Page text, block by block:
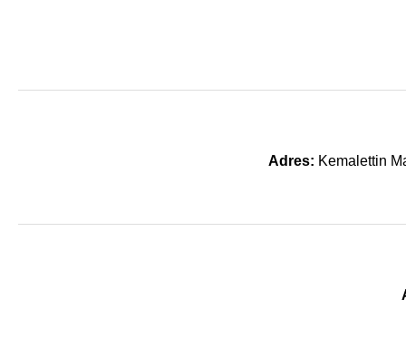
Adres: Kemalettin